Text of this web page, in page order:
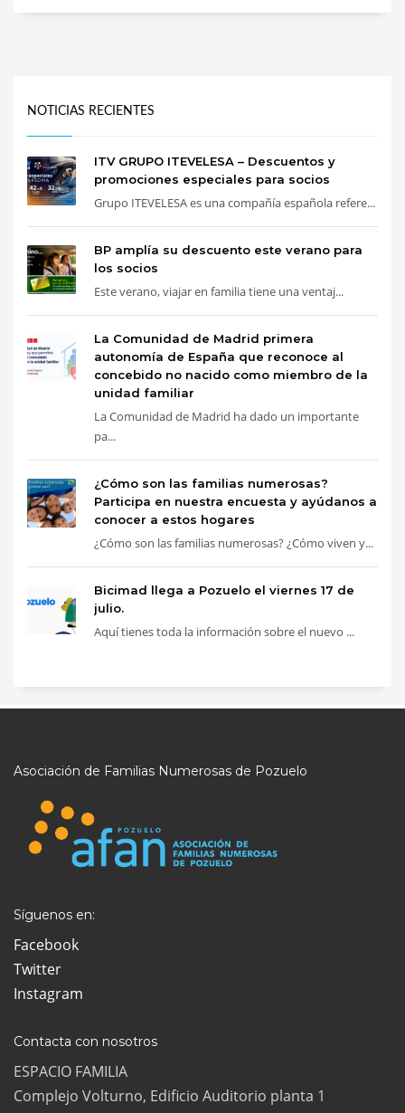
NOTICIAS RECIENTES
ITV GRUPO ITEVELESA – Descuentos y
promociones especiales para socios
Grupo ITEVELESA es una compañía española refere...
BP amplía su descuento este verano para
los socios
Este verano, viajar en familia tiene una ventaj...
La Comunidad de Madrid primera
autonomía de España que reconoce al
concebido no nacido como miembro de la
unidad familiar
La Comunidad de Madrid ha dado un importante
pa...
¿Cómo son las familias numerosas?
Participa en nuestra encuesta y ayúdanos a
conocer a estos hogares
¿Cómo son las familias numerosas? ¿Cómo viven y...
Bicimad llega a Pozuelo el viernes 17 de
julio.
Aquí tienes toda la información sobre el nuevo ...
Asociación de Familias Numerosas de Pozuelo
Síguenos en:
Facebook
Twitter
Instagram
Contacta con nosotros
ESPACIO FAMILIA
Complejo Volturno, Edificio Auditorio planta 1